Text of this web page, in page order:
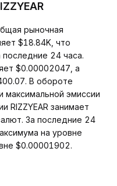
рыночная
$18.84K, что
последние 24 часа.
$0.00002047, а
В обороте
максимальной эмиссии
RIZZYEAR занимает
За последние 24
на уровне
$0.00001902.